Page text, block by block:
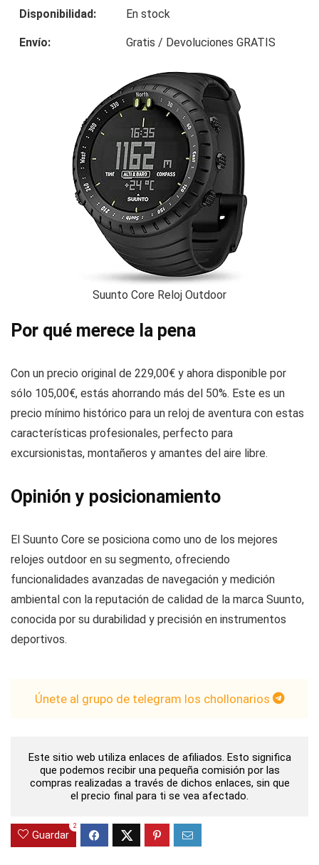
Disponibilidad: En stock
Envío: Gratis / Devoluciones GRATIS
Suunto Core Reloj Outdoor
Por qué merece la pena
Con un precio original de 229,00€ y ahora disponible por
sólo 105,00€, estás ahorrando más del 50%. Este es un
precio mínimo histórico para un reloj de aventura con estas
características profesionales, perfecto para
excursionistas, montañeros y amantes del aire libre.
Opinión y posicionamiento
El Suunto Core se posiciona como uno de los mejores
relojes outdoor en su segmento, ofreciendo
funcionalidades avanzadas de navegación y medición
ambiental con la reputación de calidad de la marca Suunto,
conocida por su durabilidad y precisión en instrumentos
deportivos.
Únete al grupo de telegram los chollonarios
Este sitio web utiliza enlaces de afiliados. Esto significa
que podemos recibir una pequeña comisión por las
compras realizadas a través de dichos enlaces, sin que
el precio final para ti se vea afectado.
Guardar
2